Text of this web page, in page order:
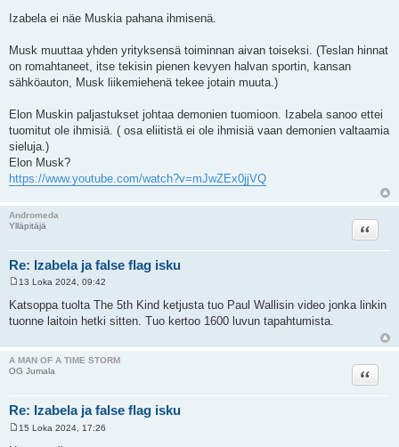
Izabela ei näe Muskia pahana ihmisenä.
Musk muuttaa yhden yrityksensä toiminnan aivan toiseksi. (Teslan hinnat
on romahtaneet, itse tekisin pienen kevyen halvan sportin, kansan
sähköauton, Musk liikemiehenä tekee jotain muuta.)
Elon Muskin paljastukset johtaa demonien tuomioon. Izabela sanoo ettei
tuomitut ole ihmisiä. ( osa eliitistä ei ole ihmisiä vaan demonien valtaamia
sieluja.)
Elon Musk?
https://www.youtube.com/watch?v=mJwZEx0jjVQ
Andromeda
Ylläpitäjä
Re: Izabela ja false flag isku
Lainaa
e
s
13 Loka 2024, 09:42
Katsoppa tuolta The 5th Kind ketjusta tuo Paul Wallisin video jonka linkin
tuonne laitoin hetki sitten. Tuo kertoo 1600 luvun tapahtumista.
A MAN OF A TIME STORM
OG Jumala
Re: Izabela ja false flag isku
Lainaa
15 Loka 2024, 17:26